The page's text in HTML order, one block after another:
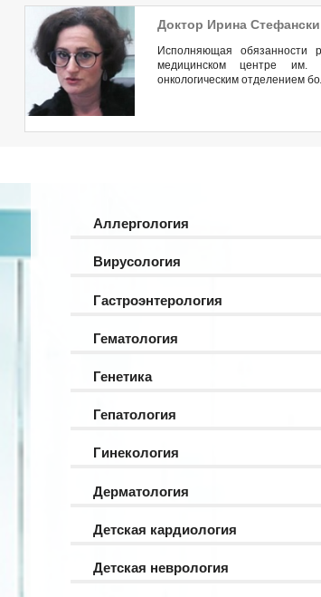
Доктор Ирина Стефански
Исполняющая обязанности
медицинском центре им.
онкологическим отделением
Аллергология
Вирусология
Гастроэнтерология
Гематология
Генетика
Гепатология
Гинекология
Дерматология
Детская кардиология
Детская неврология